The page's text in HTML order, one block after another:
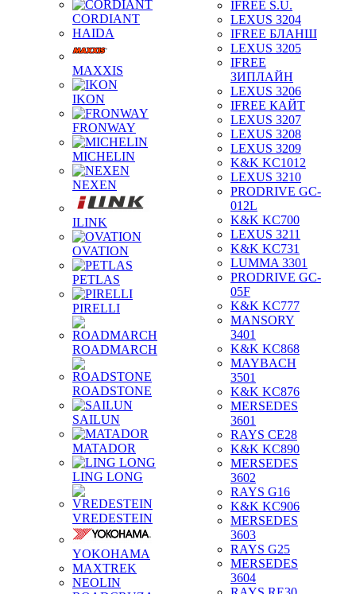
CORDIANT
HAIDA
MAXXIS
IKON
FRONWAY
MICHELIN
NEXEN
ILINK
OVATION
PETLAS
PIRELLI
ROADMARCH
ROADSTONE
SAILUN
MATADOR
LING LONG
VREDESTEIN
YOKOHAMA
MAXTREK
NEOLIN
IFREE S.U.
LEXUS 3204
IFREE БЛАНШ
LEXUS 3205
IFREE
ЗИПЛАЙН
LEXUS 3206
IFREE КАЙТ
LEXUS 3207
LEXUS 3208
LEXUS 3209
K&K KC1012
LEXUS 3210
PRODRIVE GC-
012L
K&K KC700
LEXUS 3211
K&K KC731
LUMMA 3301
PRODRIVE GC-
05F
K&K KC777
MANSORY
3401
K&K KC868
MAYBACH
3501
K&K KC876
MERSEDES
3601
RAYS CE28
K&K KC890
MERSEDES
3602
RAYS G16
K&K KC906
MERSEDES
3603
RAYS G25
MERSEDES
3604